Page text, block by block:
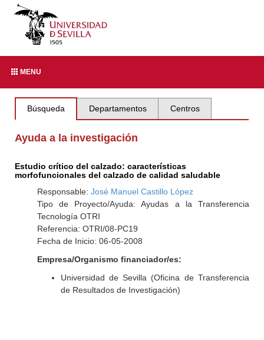
MENU
Búsqueda Departamentos Centros
Ayuda a la investigación
Estudio crítico del calzado: características
morfofuncionales del calzado de calidad saludable
Responsable: José Manuel Castillo López
Tipo de Proyecto/Ayuda: Ayudas a la Transferencia
Tecnología OTRI
Referencia: OTRI/08-PC19
Fecha de Inicio: 06-05-2008
Empresa/Organismo financiador/es:
Universidad de Sevilla (Oficina de Transferencia
de Resultados de Investigación)